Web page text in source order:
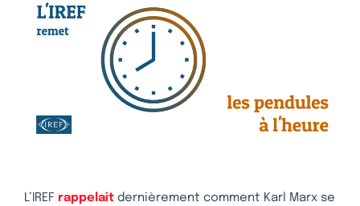
L’IREF rappelait dernièrement comment Karl Marx se